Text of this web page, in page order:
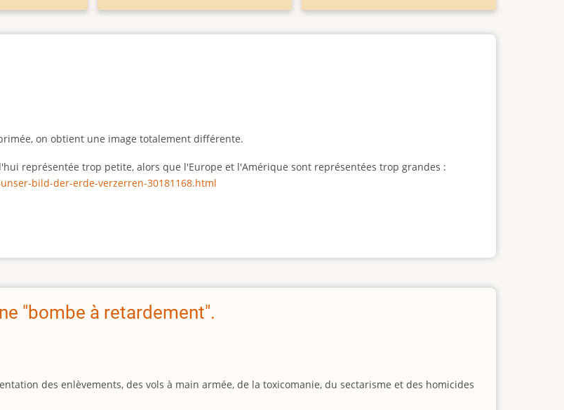
on obtient une image totalement différente.
représentée trop petite, alors que l'Europe et l'Amérique sont représentées trop grandes :
bild-der-erde-verzerren-30181168.html
"bombe à retardement".
des enlèvements, des vols à main armée, de la toxicomanie, du sectarisme et des homicides